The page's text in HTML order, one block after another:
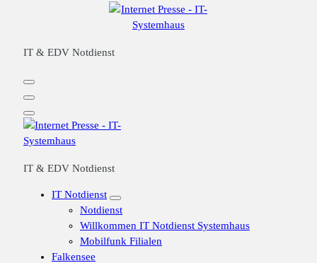
IT & EDV Notdienst
IT & EDV Notdienst
IT Notdienst
Notdienst
Willkommen IT Notdienst Systemhaus
Mobilfunk Filialen
Falkensee